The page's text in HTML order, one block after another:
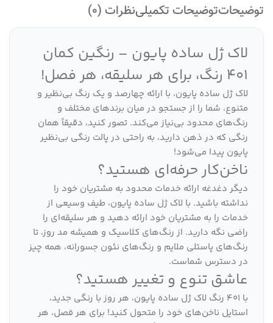
توضیحاتتوضیحات تکمیلینظرات (0)
لاک ژل ساده پایون – رنگین کمان
401 رنگ، برای هر سلیقه، هر فصل!
لاک ژل ساده پایون، با ارائه چهارصد و یک رنگ بی‌نظیر و
متنوع، شما را از جستجو در میان برندهای مختلف و
رنگ‌های محدود بی‌نیاز می‌کند. تصور کنید، دقیقاً همان
رنگی که در ذهن دارید، به راحتی در پالت رنگی بی‌نظیر
پایون پیدا می‌شود!
ناخن‌کار حرفه‌ای هستید؟
دیگر دغدغه ارائه خدمات محدود به مشتریان خود را
نداشته باشید. با لاک ژل ساده پایون، طیف وسیعی از
خدمات را به مشتریان خود ارائه دهید و هر سلیقه‌ای را
راضی نگه دارید. از رنگ‌های کلاسیک و همیشه مد روز، تا
رنگ‌های پاستلی ملایم و رنگ‌های نئون جسورانه، همه چیز
در دسترس شماست.
عاشق تنوع و تغییر هستید؟
با 401 رنگ لاک ژل ساده پایون، هر روز با رنگی جدید،
استایل ناخن‌های خود را متحول کنید! برای هر فصل، هر